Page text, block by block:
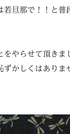
旦那で！！と普
やらせて頂きま
かしくはありま